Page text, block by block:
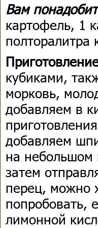
Вам
картофель, 1
полторалитра
кубиками,
морковь,
добавляем в
добавляем
на небольшом
затем
перец, можно
попробовать,
лимонной